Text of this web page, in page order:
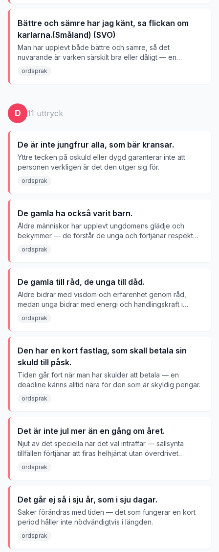
Bättre och sämre har jag känt, sa flickan om
karlarna.(Småland) (SVO)
Man har upplevt både bättre och sämre, så det
nuvarande är varken särskilt bra eller dåligt — en
resignerad acceptans.
ordsprak
D 11 uttryck
De är inte jungfrur alla, som bär kransar.
Yttre tecken på oskuld eller dygd garanterar inte att
personen verkligen är det den utger sig för.
ordsprak
De gamla ha också varit barn.
Äldre människor har upplevt ungdomens glädje och
bekymmer — de förstår de unga och förtjänar respekt
för sin erfarenhet.
ordsprak
De gamla till råd, de unga till dåd.
Äldre bidrar med visdom och erfarenhet genom råd,
medan unga bidrar med energi och handlingskraft i
genomförandet.
ordsprak
Den har en kort fastlag, som skall betala sin
skuld till påsk.
Tiden går fort när man har skulder att betala — en
deadline känns alltid nära för den som är skyldig pengar.
ordsprak
Det är inte jul mer än en gång om året.
Njut av det speciella när det väl inträffar — sällsynta
tillfällen förtjänar att firas helhjärtat utan överdrivet
sparande.
ordsprak
Det går ej så i sju år, som i sju dagar.
Saker förändras med tiden — det som fungerar en kort
period håller inte nödvändigtvis i längden.
ordsprak